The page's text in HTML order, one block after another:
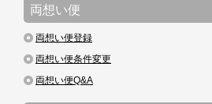
両想い便
両想い便登録
両想い便条件変更
両想い便Q&A